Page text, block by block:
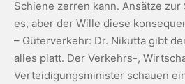
Schiene zerren kann. Ansätze
es, aber der Wille diese
– Güterverkehr: Dr. Nikutta gibt
alles platt. Der Verkehrs-,
Verteidigungsminister schauen